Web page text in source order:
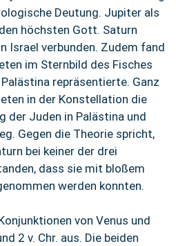
Deutung. Jupiter als
höchsten Gott. Saturn
Israel verbunden. Zudem fand
im Sternbild des Fisches
repräsentierte. Ganz
in der Konstellation die
der Juden in Palästina und
Gegen die Theorie spricht,
bei keiner der drei
dass sie mit bloßem
werden konnten.
von Venus und
2 v. Chr. aus. Die beiden